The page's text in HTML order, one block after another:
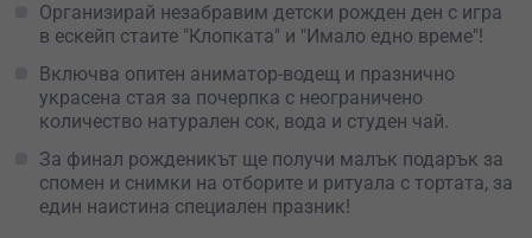
Организирай незабравим детски рожден ден с игра
в ескейп стаите "Клопката" и "Имало едно време"!
Включва опитен аниматор-водещ и празнично
украсена стая за почерпка с неограничено
количество натурален сок, вода и студен чай.
За финал рожденикът ще получи малък подарък за
спомен и снимки на отборите и ритуала с тортата, за
един наистина специален празник!